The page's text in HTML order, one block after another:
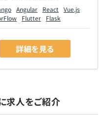
Angular React
Vue.js
Flutter Flask
詳細を見る
求人をご紹介